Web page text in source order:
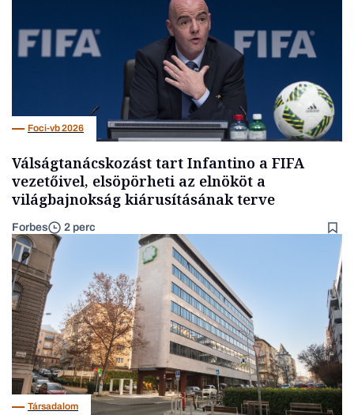
Foci-vb 2026
Válságtanácskozást tart Infantino a FIFA
vezetőivel, elsöpörheti az elnököt a
világbajnokság kiárusításának terve
Forbes 2 perc
Társadalom